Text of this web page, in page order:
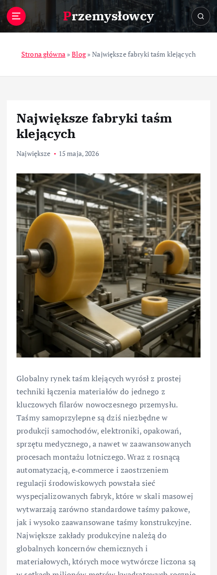
Przemysłowcy
Strona główna»Blog»Największe fabryki taśm klejących
Największe fabryki taśm
klejących
Największe 15 maja, 2026
Globalny rynek taśm klejących wyrósł z prostej
techniki łączenia materiałów do jednego z
kluczowych filarów nowoczesnego przemysłu.
Taśmy samoprzylepne są dziś niezbędne w
produkcji samochodów, elektroniki, opakowań,
sprzętu medycznego, a nawet w zaawansowanych
procesach montażu lotniczego. Wraz z rosnącą
automatyzacją, e‑commerce i zaostrzeniem
regulacji środowiskowych powstała sieć
wyspecjalizowanych fabryk, które w skali masowej
wytwarzają zarówno standardowe taśmy pakowe,
jak i wysoko zaawansowane taśmy konstrukcyjne.
Największe zakłady produkcyjne należą do
globalnych koncernów chemicznych i
materiałowych, których moce wytwórcze liczona są